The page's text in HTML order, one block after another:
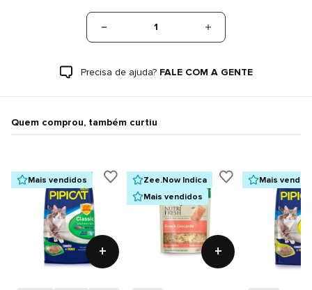
1
Precisa de ajuda? FALE COM A GENTE
Quem comprou, também curtiu
Mais vendidos
+
Zee.Now Indica
Mais vendidos
+
Mais